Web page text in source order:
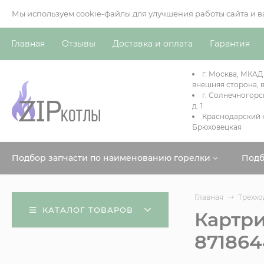
Мы используем cookie-файлы для улучшения работы сайта и
Главная Отзывы Доставка и оплата Гарантия
г. Москва,
внешняя сторона,
г.
д. 1
Краснодарский
Брюховецкая
Подбор запчасти по наименованию горелки
КАТАЛОГ ТОВАРОВ
Главная